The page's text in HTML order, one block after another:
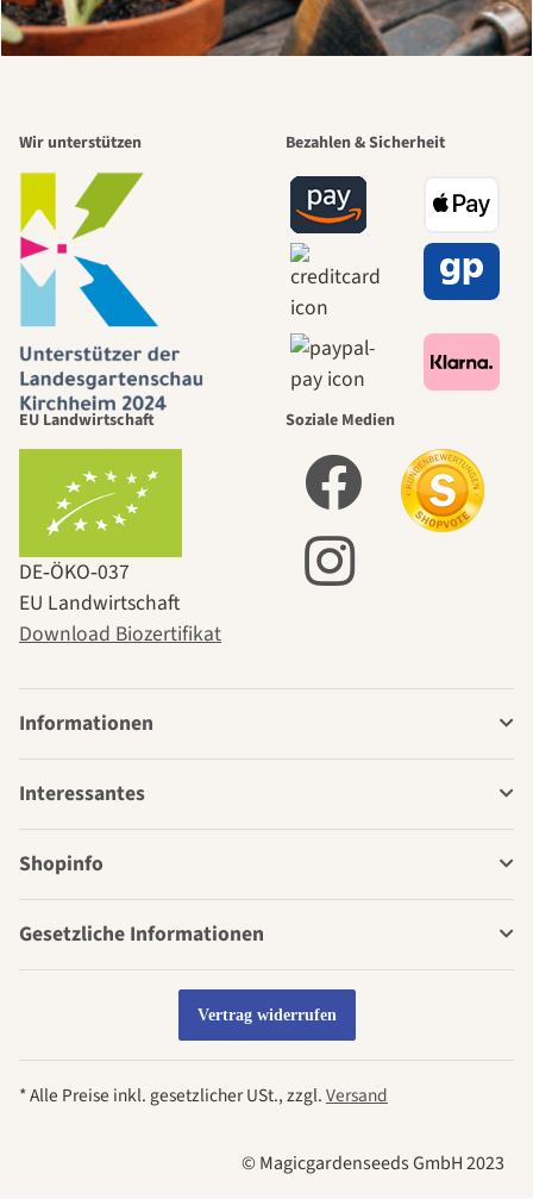
Wir unterstützen Bezahlen & Sicherheit
EU Landwirtschaft
DE‑ÖKO‑037
EU Landwirtschaft
Download Biozertifikat
Soziale Medien
Informationen
Interessantes
Shopinfo
Gesetzliche Informationen
Vertrag widerrufen
* Alle Preise inkl. gesetzlicher USt., zzgl.Versand
© Magicgardenseeds GmbH 2023